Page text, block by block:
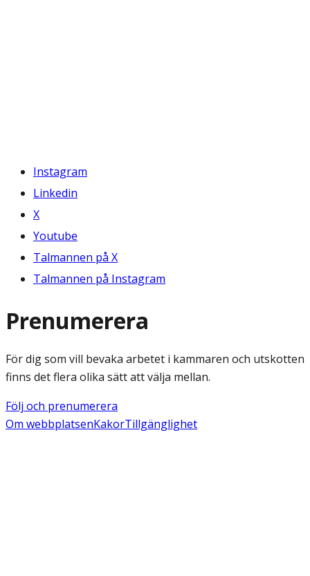
Instagram
Linkedin
X
Youtube
Talmannen på X
Talmannen på Instagram
Prenumerera
För dig som vill bevaka arbetet i kammaren och utskotten
finns det flera olika sätt att välja mellan.
Följ och prenumerera
Om webbplatsenKakorTillgänglighet